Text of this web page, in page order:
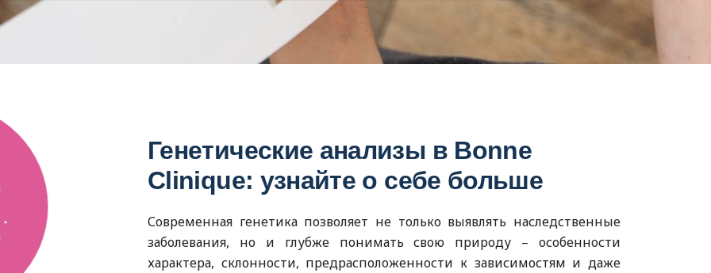
Генетические анализы в Bonne
Clinique: узнайте о себе больше
Современная генетика позволяет не только выявлять наследственные
заболевания, но и глубже понимать свою природу – особенности
характера, склонности, предрасположенности к зависимостям и даже